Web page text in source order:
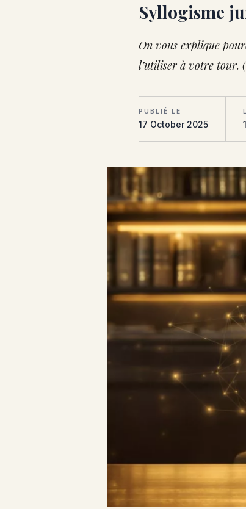
Syllogisme
On vous explique
l’utiliser à votre tour.
PUBLIÉ LE
17 October 2025